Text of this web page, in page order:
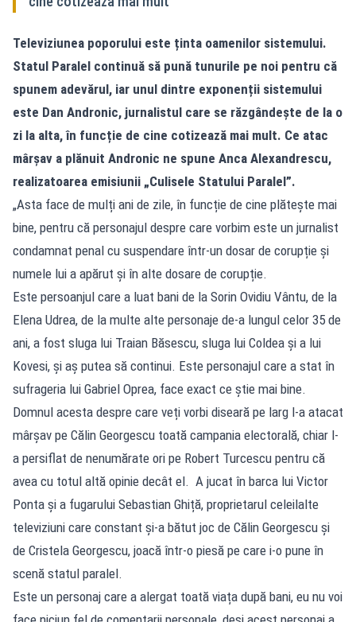
Televiziunea poporului este ținta oamenilor sistemului.
Statul Paralel continuă să pună tunurile pe noi pentru că
spunem adevărul, iar unul dintre exponenții sistemului
este Dan Andronic, jurnalistul care se răzgândește de la o
zi la alta, în funcție de cine cotizează mai mult. Ce atac
mârșav a plănuit Andronic ne spune Anca Alexandrescu,
realizatoarea emisiunii „Culisele Statului Paralel”.
„Asta face de mulți ani de zile, în funcție de cine plătește mai
bine, pentru că personajul despre care vorbim este un jurnalist
condamnat penal cu suspendare într-un dosar de corupție și
numele lui a apărut și în alte dosare de corupție.
Este persoanjul care a luat bani de la Sorin Ovidiu Vântu, de la
Elena Udrea, de la multe alte personaje de-a lungul celor 35 de
ani, a fost sluga lui Traian Băsescu, sluga lui Coldea și a lui
Kovesi, și aș putea să continui. Este personajul care a stat în
sufrageria lui Gabriel Oprea, face exact ce știe mai bine.
Domnul acesta despre care veți vorbi diseară pe larg l-a atacat
mârșav pe Călin Georgescu toată campania electorală, chiar l-
a persiflat de nenumărate ori pe Robert Turcescu pentru că
avea cu totul altă opinie decât el. A jucat în barca lui Victor
Ponta și a fugarului Sebastian Ghiță, proprietarul celeilalte
televiziuni care constant și-a bătut joc de Călin Georgescu și
de Cristela Georgescu, joacă într-o piesă pe care i-o pune în
scenă statul paralel.
Este un personaj care a alergat toată viața după bani, eu nu voi